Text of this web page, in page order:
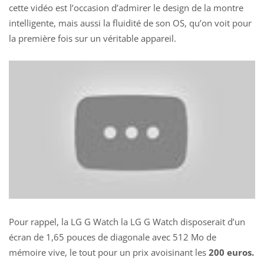
cette vidéo est l’occasion d’admirer le design de la montre
intelligente, mais aussi la fluidité de son OS, qu’on voit pour
la première fois sur un véritable appareil.
Pour rappel, la LG G Watch la LG G Watch disposerait d’un
écran de 1,65 pouces de diagonale avec 512 Mo de
mémoire vive, le tout pour un prix avoisinant les 200 euros.